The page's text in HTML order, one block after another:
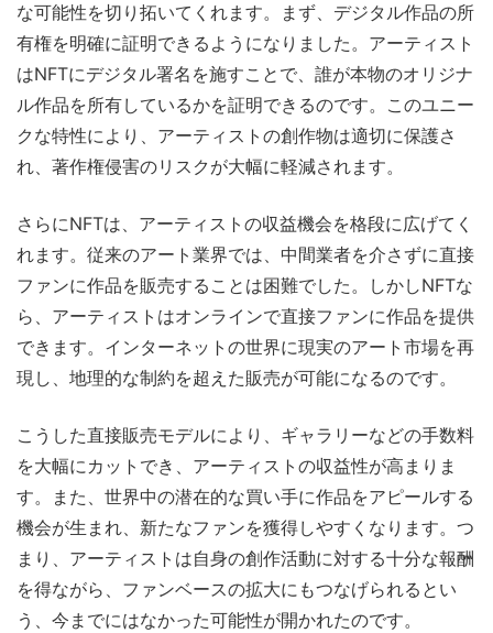
な可能性を切り拓いてくれます。まず、デジタル作品の所
有権を明確に証明できるようになりました。アーティスト
はNFTにデジタル署名を施すことで、誰が本物のオリジナ
ル作品を所有しているかを証明できるのです。このユニー
クな特性により、アーティストの創作物は適切に保護さ
れ、著作権侵害のリスクが大幅に軽減されます。
さらにNFTは、アーティストの収益機会を格段に広げてく
れます。従来のアート業界では、中間業者を介さずに直接
ファンに作品を販売することは困難でした。しかしNFTな
ら、アーティストはオンラインで直接ファンに作品を提供
できます。インターネットの世界に現実のアート市場を再
現し、地理的な制約を超えた販売が可能になるのです。
こうした直接販売モデルにより、ギャラリーなどの手数料
を大幅にカットでき、アーティストの収益性が高まりま
す。また、世界中の潜在的な買い手に作品をアピールする
機会が生まれ、新たなファンを獲得しやすくなります。つ
まり、アーティストは自身の創作活動に対する十分な報酬
を得ながら、ファンベースの拡大にもつなげられるとい
う、今までにはなかった可能性が開かれたのです。